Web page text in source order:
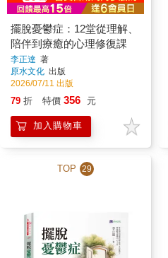
擺脫憂鬱症：12堂從理解、
陪伴到療癒的心理修復課
李正達 著
原水文化 出版
2026/07/11 出版
79 折 特價 356 元
加入購物車
TOP 29